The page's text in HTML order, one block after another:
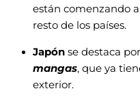
están comenzando
resto de los países.
Japón se destaca
mangas, que ya
exterior.